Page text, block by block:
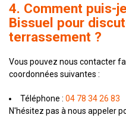
4. Comment puis-
Bissuel pour
terrassement ?
Vous pouvez nous contacter
coordonnées suivantes :
Téléphone : 04 78 34 26 83
N'hésitez pas à nous appeler